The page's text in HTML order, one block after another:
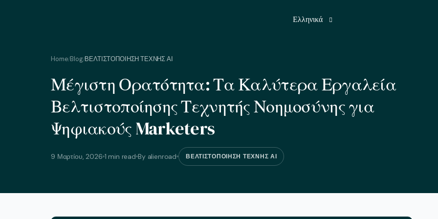
Ελληνικά
Γαλλικά
Γερμανικά
Τουρκικά
Home/Blog/ΒΕΛΤΙΣΤΟΠΟΙΗΣΗ ΤΕΧΝΗΣ ΑΙ
Μέγιστη Ορατότητα: Τα Καλύτερα Εργαλεία
Βελτιστοποίησης Τεχνητής Νοημοσύνης για
Ψηφιακούς Marketers
9 Μαρτίου, 2026 1 min read By alienroad ΒΕΛΤΙΣΤΟΠΟΙΗΣΗ ΤΕΧΝΗΣ ΑΙ